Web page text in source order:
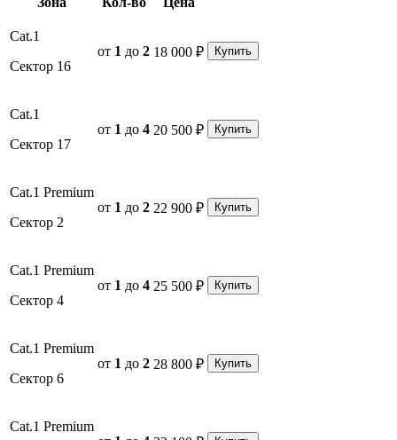
Cat.1
Сектор 16
от 1 до 2 18 000 ₽ Купить
Cat.1
Сектор 17
от 1 до 4 20 500 ₽ Купить
Cat.1 Premium
Сектор 2
от 1 до 2 22 900 ₽ Купить
Cat.1 Premium
Сектор 4
от 1 до 4 25 500 ₽ Купить
Cat.1 Premium
Сектор 6
от 1 до 2 28 800 ₽ Купить
Cat.1 Premium